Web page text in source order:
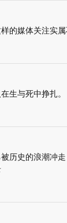
的媒体关注实属
生与死中挣扎。
历史的浪潮冲